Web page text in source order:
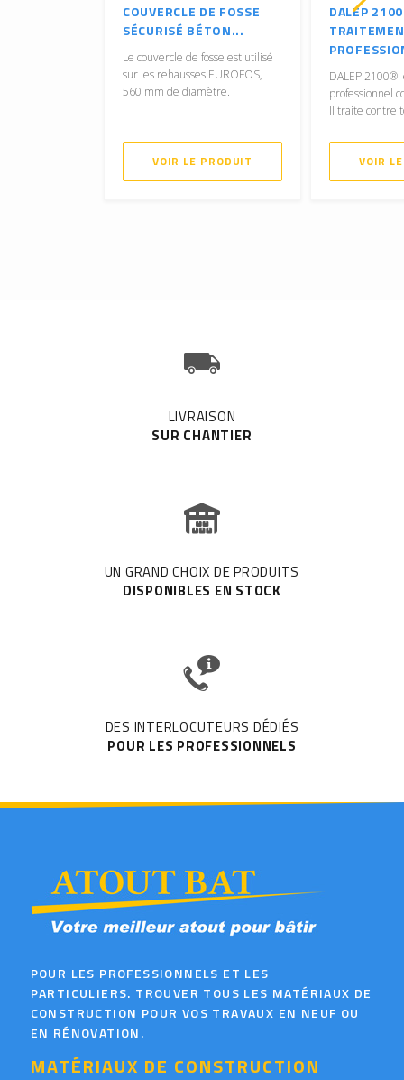
COUVERCLE DE FOSSE
SÉCURISÉ BÉTON...
Le couvercle de fosse est utilisé
sur les rehausses EUROFOS,
560 mm de diamètre.
VOIR LE PRODUIT
DALEP
DALEP 2100®
professionnel
Il traite contre
VOIR
LIVRAISON
SUR CHANTIER
UN GRAND CHOIX DE PRODUITS
DISPONIBLES EN STOCK
DES INTERLOCUTEURS DÉDIÉS
POUR LES PROFESSIONNELS
POUR LES PROFESSIONNELS ET LES
PARTICULIERS. TROUVER TOUS LES MATÉRIAUX DE
CONSTRUCTION POUR VOS TRAVAUX EN NEUF OU
EN RÉNOVATION.
MATÉRIAUX DE CONSTRUCTION